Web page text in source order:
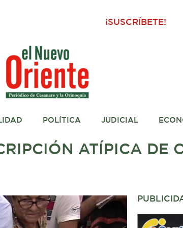
¡SUSCRÍBETE!
POLÍTICA JUDICIAL
ATÍPICA DE